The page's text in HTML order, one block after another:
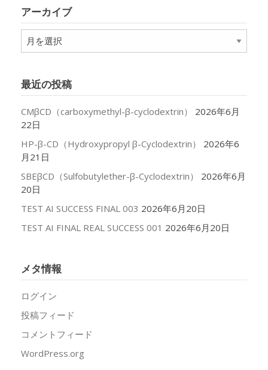
ー
アーカイブ
ア
ー
ブ
最近の投稿
CMβCD（carboxymethyl-β-cyclodextrin）
2026年6月
22日
HP-β-CD（Hydroxypropyl β-Cyclodextrin）
2026年6
月21日
SBEβCD（Sulfobutylether-β-Cyclodextrin）
2026年6月
20日
TEST AI SUCCESS FINAL 003 2026年6月20日
TEST AI FINAL REAL SUCCESS 001 2026年6月20日
メタ情報
ログイン
投稿フィード
コメントフィード
WordPress.org